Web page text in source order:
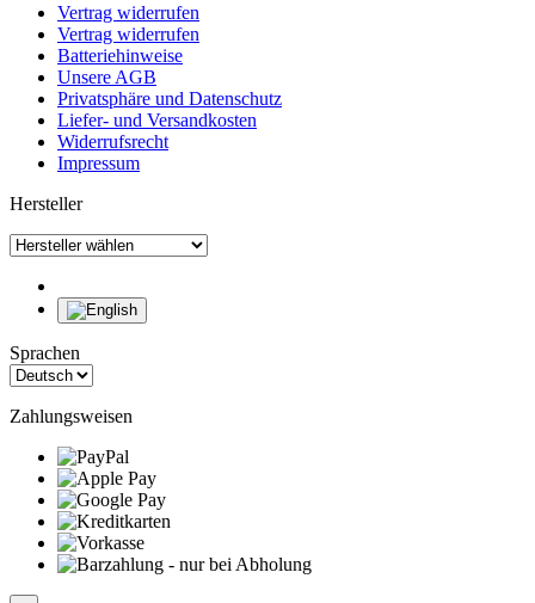
Vertrag widerrufen
Vertrag widerrufen
Batteriehinweise
Unsere AGB
Privatsphäre und Datenschutz
Liefer- und Versandkosten
Widerrufsrecht
Impressum
Hersteller
Sprachen
Zahlungsweisen